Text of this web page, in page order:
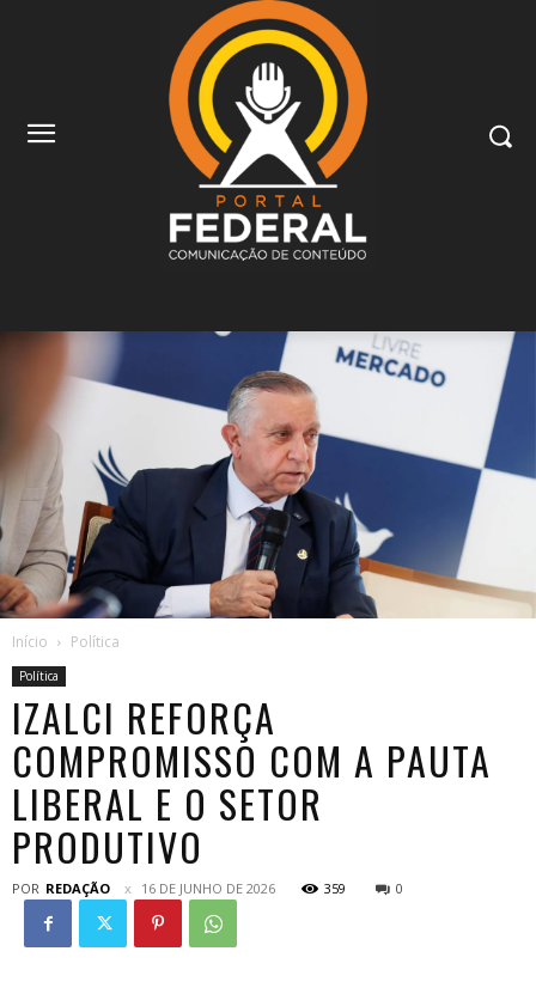
Início Política
Política
IZALCI REFORÇA
COMPROMISSO COM A PAUTA
LIBERAL E O SETOR
PRODUTIVO
POR REDAÇÃO 16 DE JUNHO DE 2026 359 0